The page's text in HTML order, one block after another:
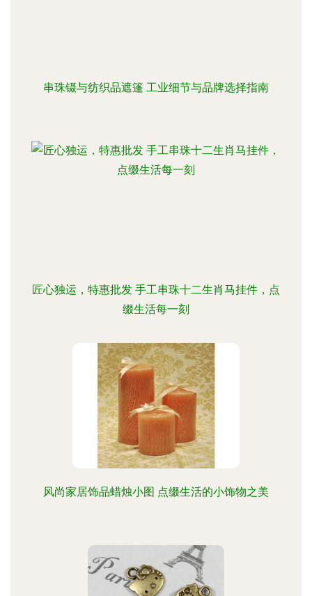
串珠镊与纺织品遮篷 工业细节与品牌选择指南
匠心独运，特惠批发 手工串珠十二生肖马挂件，点
缀生活每一刻
风尚家居饰品蜡烛小图 点缀生活的小饰物之美